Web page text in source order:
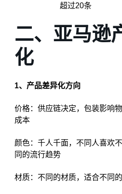
超过20条
二、亚马逊
化
1、产品差异化方向
价格：供应链决定，包装影响
成本
颜色：千人千面，不同人喜欢
同的流行趋势
材质：不同的材质，适合不同